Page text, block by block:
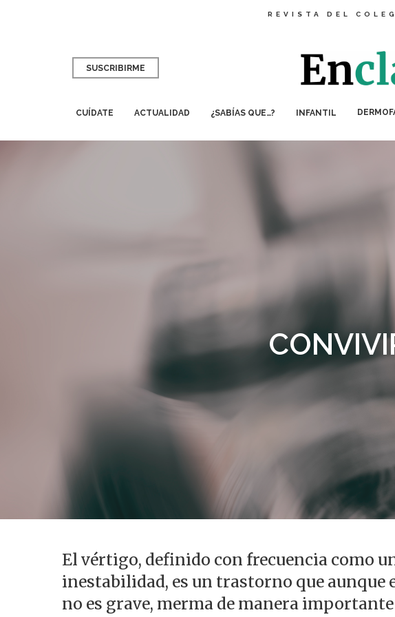
REVISTA DEL
Presiona enter para buscar o ESC para salir
SUSCRIBIRME
CUÍDATE ACTUALIDAD ¿SABÍAS QUE…? INFANTIL
El vértigo, definido con frecuencia como
inestabilidad, es un trastorno que aunque
no es grave, merma de manera